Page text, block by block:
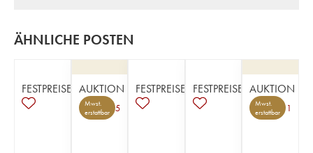
ÄHNLICHE POSTEN
FESTPREISE AUKTION
Mwst.
erstattbar
5
FESTPREISE FESTPREISE AUKTION
Mwst.
erstattbar
1